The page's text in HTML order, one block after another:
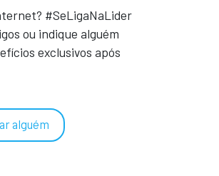
#SeLigaNaLider
ou indique alguém
exclusivos após
alguém